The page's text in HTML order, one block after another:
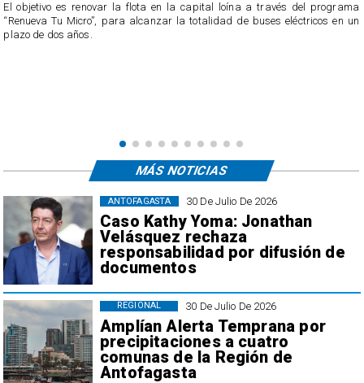
El objetivo es renovar la flota en la capital loína a través del programa
“Renueva Tu Micro”, para alcanzar la totalidad de buses eléctricos en un
plazo de dos años.
30 De Julio De 2026
Caso Kathy Yoma: Jonathan
Velásquez rechaza
responsabilidad por difusión de
documentos
ANTOFAGASTA
30 De Julio De 2026
Amplían Alerta Temprana por
precipitaciones a cuatro
comunas de la Región de
Antofagasta
REGIONAL
MÁS NOTICIAS